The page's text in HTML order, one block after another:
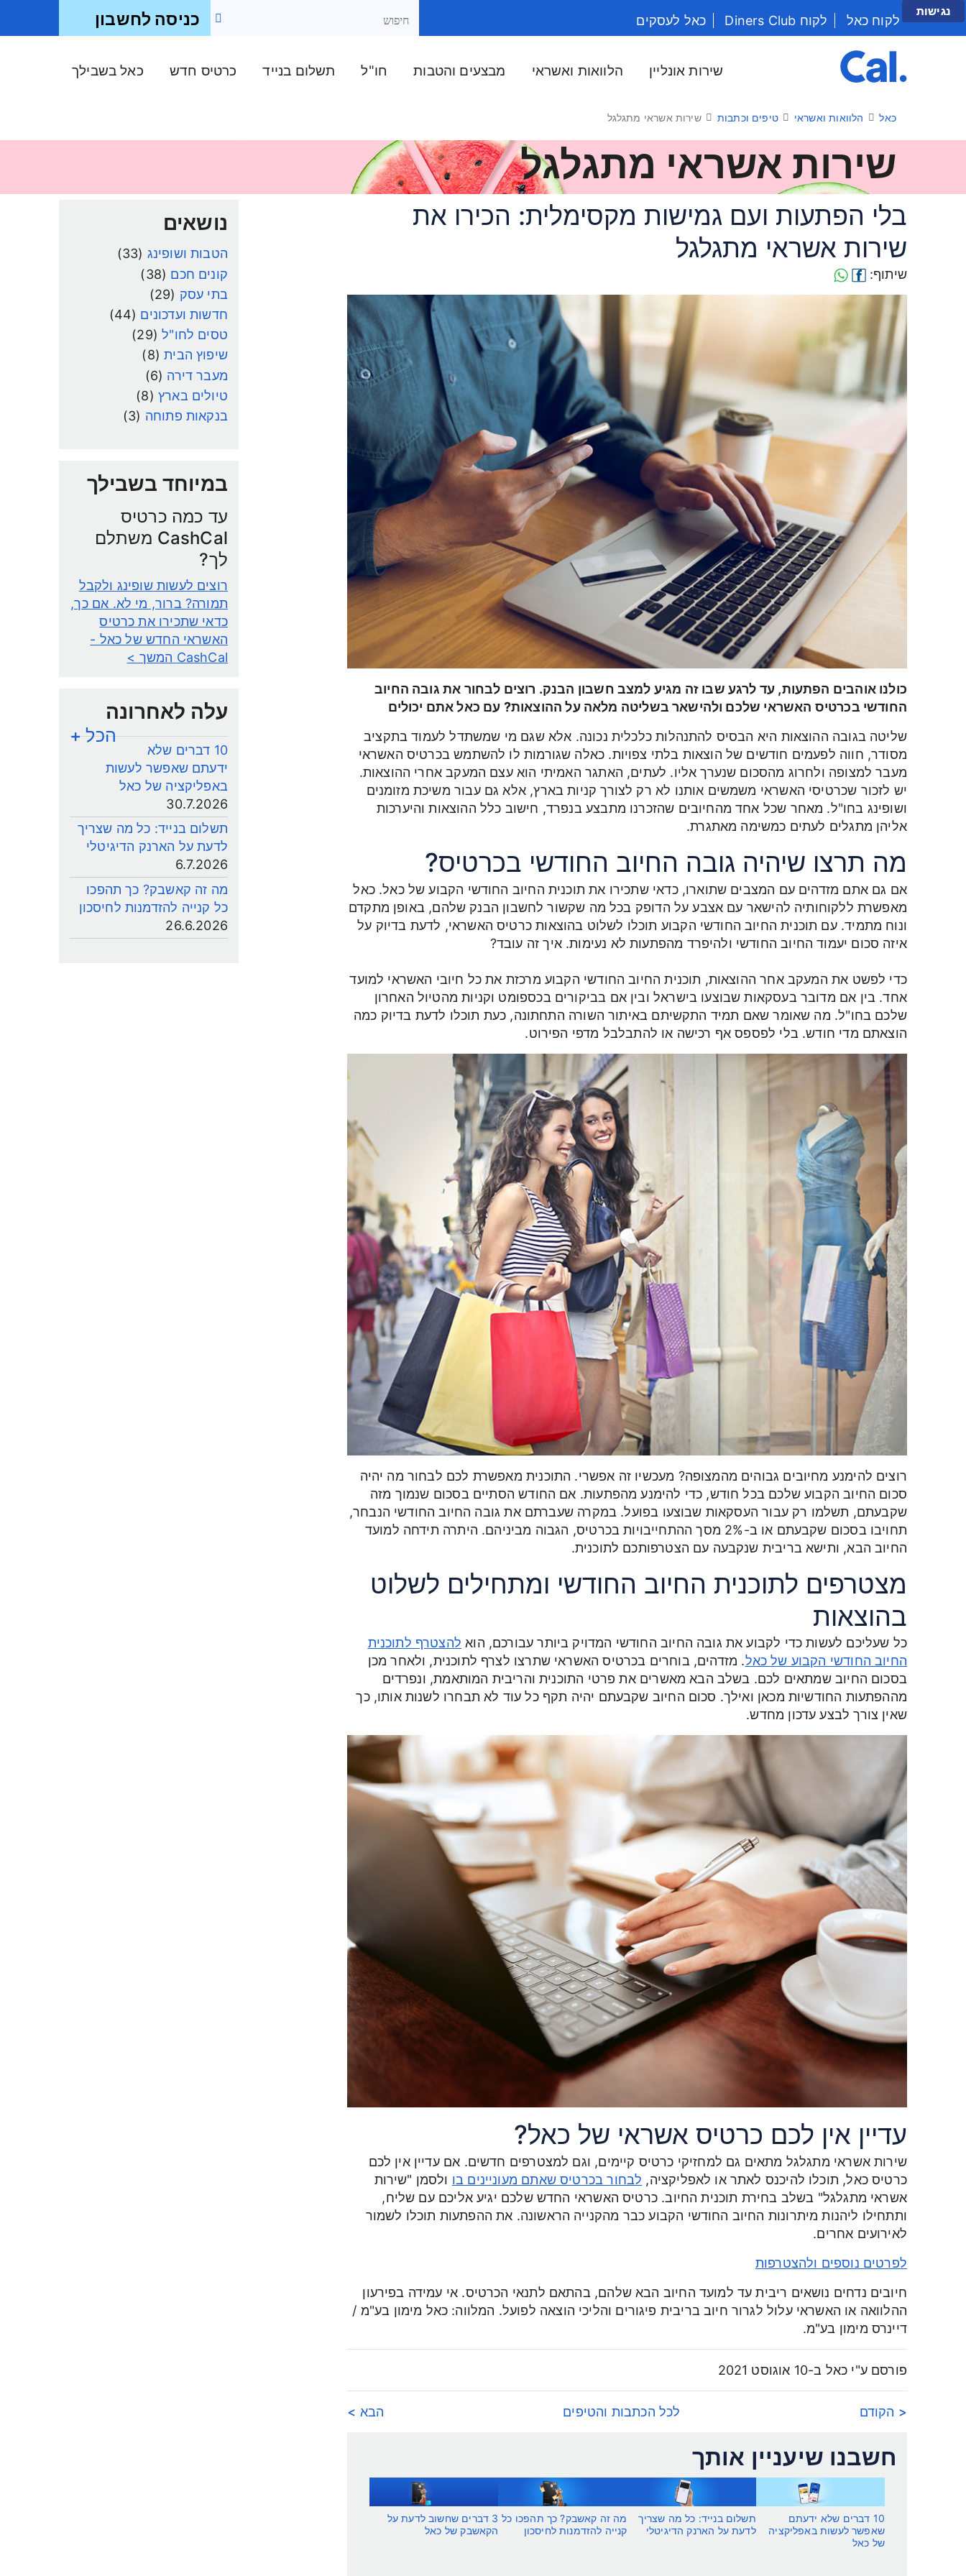
לקוח כאל לקוח Diners Club
כאל לעסקים
שירות אונליין הלוואות ואשראי מבצעים והטבות חו"ל תשלום בנייד כרטיס חדש כאל בשבילך
כניסה לחשבון
כאל הלוואות ואשראי טיפים וכתבות שירות אשראי מתגלגל
שירות אשראי מתגלגל
בלי הפתעות ועם גמישות מקסימלית: הכירו את
שירות אשראי מתגלגל
שיתוף:
כולנו אוהבים הפתעות, עד לרגע שבו זה מגיע למצב חשבון הבנק. רוצים לבחור את גובה החיוב
החודשי בכרטיס האשראי שלכם ולהישאר בשליטה מלאה על ההוצאות? עם כאל אתם יכולים
שליטה בגובה ההוצאות היא הבסיס להתנהלות כלכלית נכונה. אלא שגם מי שמשתדל לעמוד בתקציב
מסודר, חווה לפעמים חודשים של הוצאות בלתי צפויות. כאלה שגורמות לו להשתמש בכרטיס האשראי
מעבר למצופה ולחרוג מהסכום שנערך אליו. לעתים, האתגר האמיתי הוא עצם המעקב אחרי ההוצאות.
יש לזכור שכרטיסי האשראי משמשים אותנו לא רק לצורך קניות בארץ, אלא גם עבור משיכת מזומנים
ושופינג בחו"ל. מאחר שכל אחד מהחיובים שהזכרנו מתבצע בנפרד, חישוב כלל ההוצאות והיערכות
אליהן מתגלים לעתים כמשימה מאתגרת.
מה תרצו שיהיה גובה החיוב החודשי בכרטיס?
אם גם אתם מזדהים עם המצבים שתוארו, כדאי שתכירו את תוכנית החיוב החודשי הקבוע של כאל. כאל
מאפשרת ללקוחותיה להישאר עם אצבע על הדופק בכל מה שקשור לחשבון הבנק שלהם, באופן מתקדם
ונוח מתמיד. עם תוכנית החיוב החודשי הקבוע תוכלו לשלוט בהוצאות כרטיס האשראי, לדעת בדיוק על
איזה סכום יעמוד החיוב החודשי ולהיפרד מהפתעות לא נעימות. איך זה עובד?
כדי לפשט את המעקב אחר ההוצאות, תוכנית החיוב החודשי הקבוע מרכזת את כל חיובי האשראי למועד
אחד. בין אם מדובר בעסקאות שבוצעו בישראל ובין אם בביקורים בכספומט וקניות מהטיול האחרון
שלכם בחו"ל. מה שאומר שאם תמיד התקשיתם באיתור השורה התחתונה, כעת תוכלו לדעת בדיוק כמה
הוצאתם מדי חודש. בלי לפספס אף רכישה או להתבלבל מדפי הפירוט.
רוצים להימנע מחיובים גבוהים מהמצופה? מעכשיו זה אפשרי. התוכנית מאפשרת לכם לבחור מה יהיה
סכום החיוב הקבוע שלכם בכל חודש, כדי להימנע מהפתעות. אם החודש הסתיים בסכום שנמוך מזה
שקבעתם, תשלמו רק עבור העסקאות שבוצעו בפועל. במקרה שעברתם את גובה החיוב החודשי הנבחר,
תחויבו בסכום שקבעתם או ב-2% מסך ההתחייבויות בכרטיס, הגבוה מביניהם. היתרה תידחה למועד
החיוב הבא, ותישא בריבית שנקבעה עם הצטרפותכם לתוכנית.
מצטרפים לתוכנית החיוב החודשי ומתחילים לשלוט
בהוצאות
כל שעליכם לעשות כדי לקבוע את גובה החיוב החודשי המדויק ביותר עבורכם, הוא להצטרף לתוכנית
החיוב החודשי הקבוע של כאל. מזדהים, בוחרים בכרטיס האשראי שתרצו לצרף לתוכנית, ולאחר מכן
בסכום החיוב שמתאים לכם. בשלב הבא מאשרים את פרטי התוכנית והריבית המותאמת, ונפרדים
מההפתעות החודשיות מכאן ואילך. סכום החיוב שקבעתם יהיה תקף כל עוד לא תבחרו לשנות אותו, כך
שאין צורך לבצע עדכון מחדש.
עדיין אין לכם כרטיס אשראי של כאל?
שירות אשראי מתגלגל מתאים גם למחזיקי כרטיס קיימים, וגם למצטרפים חדשים. אם עדיין אין לכם
כרטיס כאל, תוכלו להיכנס לאתר או לאפליקציה, לבחור בכרטיס שאתם מעוניינים בו ולסמן "שירות
אשראי מתגלגל" בשלב בחירת תוכנית החיוב. כרטיס האשראי החדש שלכם יגיע אליכם עם שליח,
ותתחילו ליהנות מיתרונות החיוב החודשי הקבוע כבר מהקנייה הראשונה. את ההפתעות תוכלו לשמור
לאירועים אחרים.
לפרטים נוספים ולהצטרפות
חיובים נדחים נושאים ריבית עד למועד החיוב הבא שלהם, בהתאם לתנאי הכרטיס. אי עמידה בפירעון
ההלוואה או האשראי עלול לגרור חיוב בריבית פיגורים והליכי הוצאה לפועל. המלווה: כאל מימון בע"מ /
דיינרס מימון בע"מ.
פורסם ע"י כאל ב-10 אוגוסט 2021
< הקודם לכל הכתבות והטיפים הבא >
חשבנו שיעניין אותך
10 דברים שלא ידעתם
שאפשר לעשות באפליקציה
של כאל
תשלום בנייד: כל מה שצריך
לדעת על הארנק הדיגיטלי
מה זה קאשבק? כך תהפכו כל
קנייה להזדמנות לחיסכון
3 דברים שחשוב לדעת על
הקאשבק של כאל
נושאים
הטבות ושופינג (33)
קונים חכם (38)
בתי עסק (29)
חדשות ועדכונים (44)
טסים לחו"ל(29)
שיפוץ הבית(8)
מעבר דירה (6)
טיולים בארץ(8)
בנקאות פתוחה (3)
במיוחד בשבילך
עד כמה כרטיס
CashCal משתלם
לך?
רוצים לעשות שופינג ולקבל
תמורה? ברור, מי לא. אם כך,
כדאי שתכירו את כרטיס
האשראי החדש של כאל -
CashCal המשך >
עלה לאחרונה
הכל +
10 דברים שלא
ידעתם שאפשר לעשות
באפליקציה של כאל
30.7.2026
תשלום בנייד: כל מה שצריך
לדעת על הארנק הדיגיטלי
6.7.2026
מה זה קאשבק? כך תהפכו
כל קנייה להזדמנות לחיסכון
26.6.2026
נגישות